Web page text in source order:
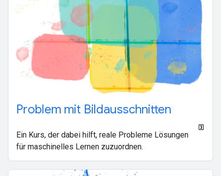
Problem mit Bildausschnitten
Ein Kurs, der dabei hilft, reale Probleme Lösungen
für maschinelles Lernen zuzuordnen.